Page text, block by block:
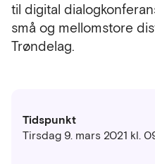
til digital
små og mellomstore
Trøndelag.
Tidspunkt
Tirsdag 9. mars 2021 kl.